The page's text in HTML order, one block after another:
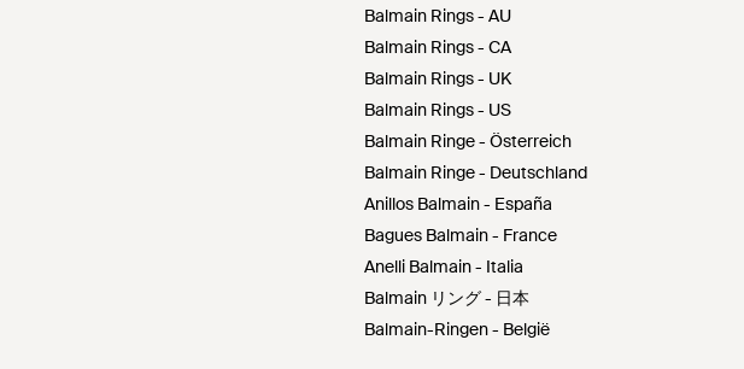
Balmain Rings - AU
Balmain Rings - CA
Balmain Rings - UK
Balmain Rings - US
Balmain Ringe - Österreich
Balmain Ringe - Deutschland
Anillos Balmain - España
Bagues Balmain - France
Anelli Balmain - Italia
Balmain リング - 日本
Balmain-Ringen - België